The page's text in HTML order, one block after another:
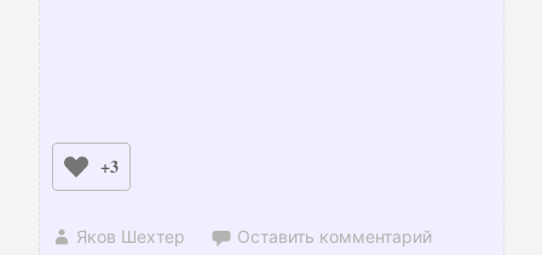
+3
Яков Шехтер Оставить комментарий